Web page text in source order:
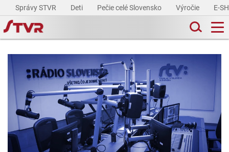
Správy STVR Deti Pečie celé Slovensko Výročie E-